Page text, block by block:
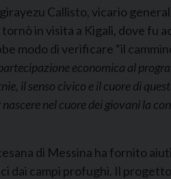
Callisto, vicario
in visita a Kigali, dove fu
modo di verificare “il
economica al
il senso civico e il cuore di
nel cuore dei giovani la
di Messina ha fornito
dai campi profughi. Il